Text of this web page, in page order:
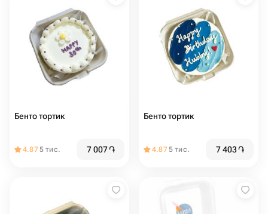
Бенто тортик
4.875 тис. 7 007֏
Бенто тортик
4.875 тис. 7 403֏